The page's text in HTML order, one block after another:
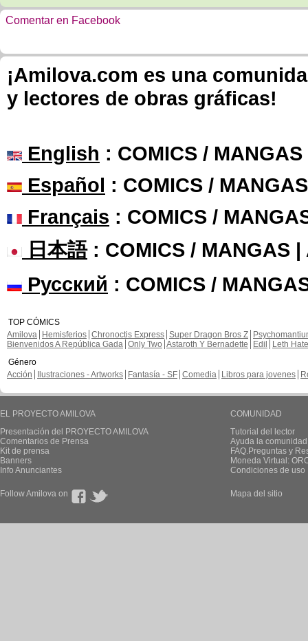
Comentar en Facebook
¡Amilova.com es una
y lectores de obras gráficas!
English : COMICS /
Español : COMICS /
Français : COMICS /
日本語: COMICS / MANGAS |
Русский : COMICS /
TOP CÓMICS
Amilova
Hemisferios Chronoctis Express Super Dragon Bros Z
Bienvenidos A República Gada Only Two Astaroth Y Bernadette Edil
Leth Hate
Género
Acción
Ilustraciones - Artworks Fantasía - SF Comedia Libros para jovenes
EL PROYECTO AMILOVA
Presentación del PROYECTO AMILOVA
Comentarios de Prensa
Kit de prensa
Banners
Info Anunciantes
COMUNIDAD
Tutorial del lector
Ayuda la
FAQ.Preguntas y
Moneda Virtual:
Condiciones de uso
Follow Amilova on Mapa del sitio